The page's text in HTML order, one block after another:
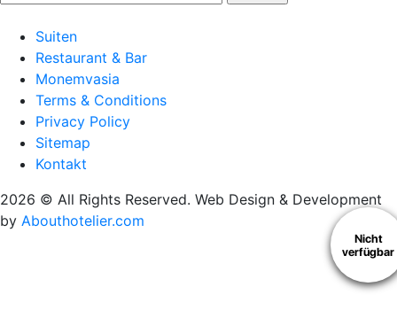
Suiten
Restaurant & Bar
Monemvasia
Terms & Conditions
Privacy Policy
Sitemap
Kontakt
2026 © All Rights Reserved. Web Design & Development
by Abouthotelier.com
Nicht
verfügbar